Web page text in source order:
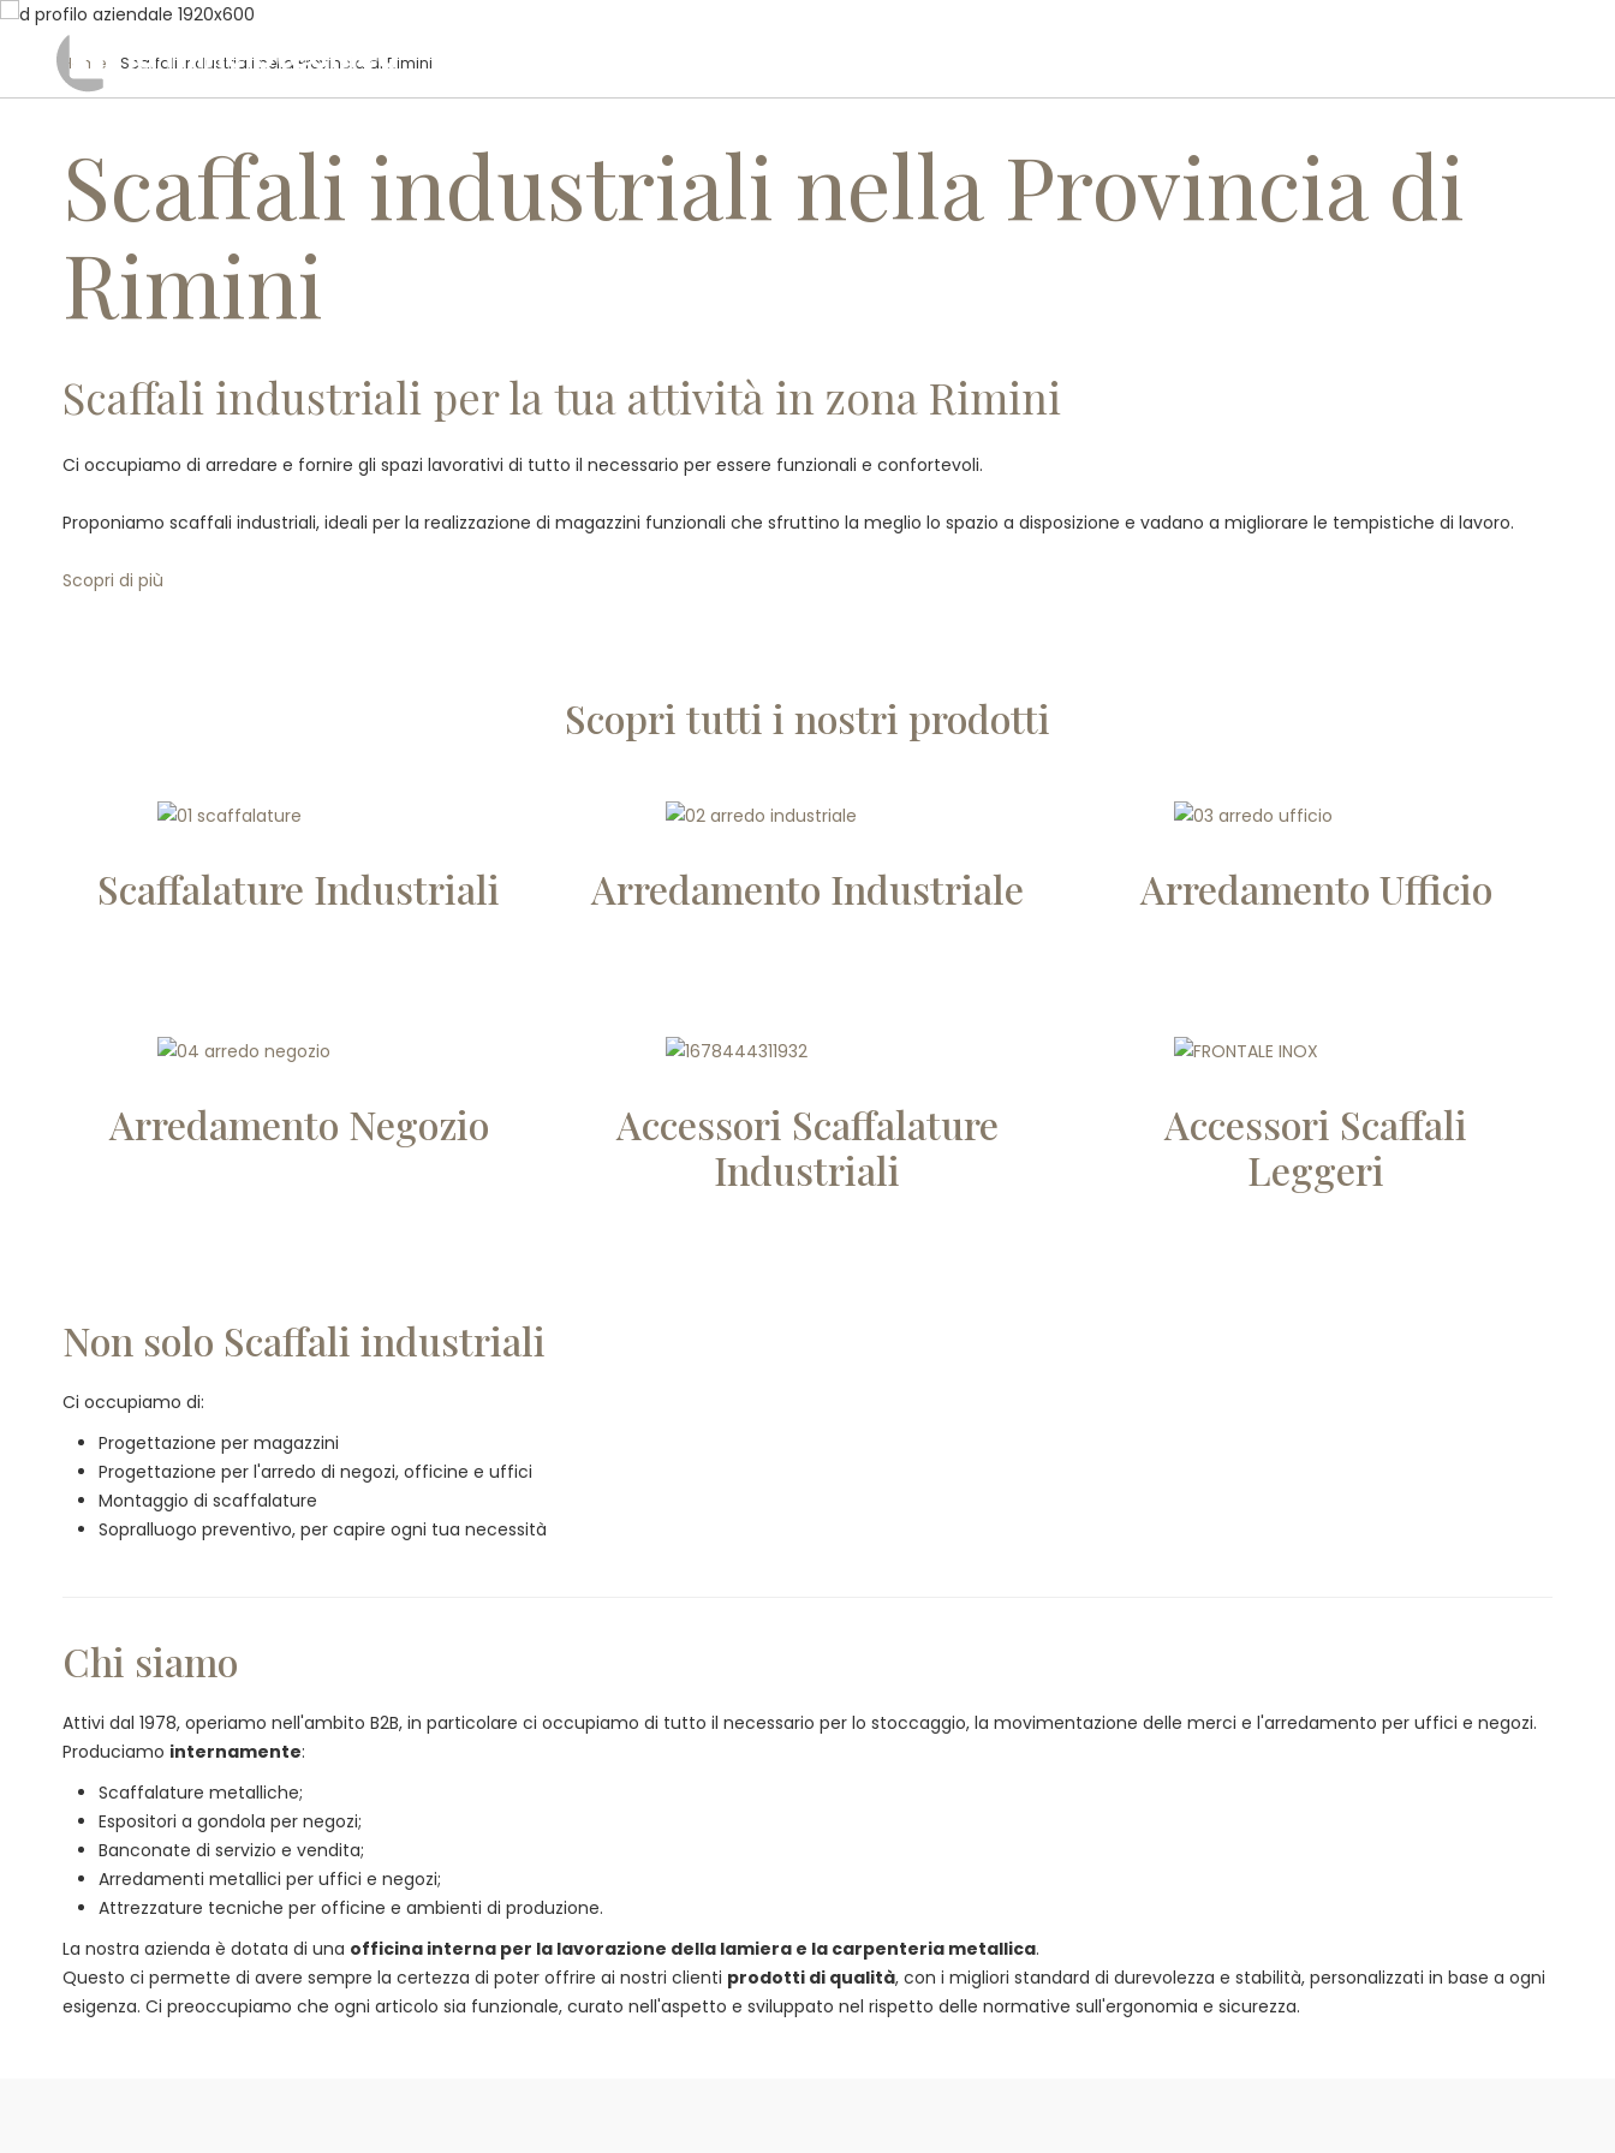
Home / Scaffali industriali nella Provincia di Rimini
Scaffali industriali nella Provincia di
Rimini
Scaffali industriali per la tua attività in zona Rimini
Ci occupiamo di arredare e fornire gli spazi lavorativi di tutto il necessario per essere funzionali e confortevoli.
Proponiamo scaffali industriali, ideali per la realizzazione di magazzini funzionali che sfruttino la meglio lo spazio a disposizione e vadano a migliorare le tempistiche di lavoro.
Scopri di più
Scopri tutti i nostri prodotti
Scaffalature Industriali Arredamento Industriale Arredamento Ufficio
Arredamento Negozio
Accessori Scaffalature
Industriali
Accessori Scaffali
Leggeri
Non solo Scaffali industriali
Ci occupiamo di:
Progettazione per magazzini
Progettazione per l'arredo di negozi, officine e uffici
Montaggio di scaffalature
Sopralluogo preventivo, per capire ogni tua necessità
Chi siamo
Attivi dal 1978, operiamo nell'ambito B2B, in particolare ci occupiamo di tutto il necessario per lo stoccaggio, la movimentazione delle merci e l'arredamento per uffici e negozi.
Produciamo internamente:
Scaffalature metalliche;
Espositori a gondola per negozi;
Banconate di servizio e vendita;
Arredamenti metallici per uffici e negozi;
Attrezzature tecniche per officine e ambienti di produzione.
La nostra azienda è dotata di una officina interna per la lavorazione della lamiera e la carpenteria metallica.
Questo ci permette di avere sempre la certezza di poter offrire ai nostri clienti prodotti di qualità, con i migliori standard di durevolezza e stabilità, personalizzati in base a ogni
esigenza. Ci preoccupiamo che ogni articolo sia funzionale, curato nell'aspetto e sviluppato nel rispetto delle normative sull'ergonomia e sicurezza.